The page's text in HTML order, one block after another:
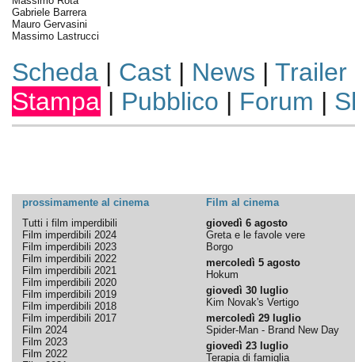
Gabriele Barrera
Mauro Gervasini
Massimo Lastrucci
Scheda| Cast| News | Trailer
Stampa | Pubblico | Forum |
prossimamente al cinema
Film al cinema
Tutti i film imperdibili
Film imperdibili 2024
Film imperdibili 2023
Film imperdibili 2022
Film imperdibili 2021
Film imperdibili 2020
Film imperdibili 2019
Film imperdibili 2018
Film imperdibili 2017
Film 2024
Film 2023
Film 2022
giovedì 6 agosto
Greta e le favole vere
Borgo
mercoledì 5 agosto
Hokum
giovedì 30 luglio
Kim Novak's Vertigo
mercoledì 29 luglio
Spider-Man - Brand New Day
giovedì 23 luglio
Terapia di famiglia